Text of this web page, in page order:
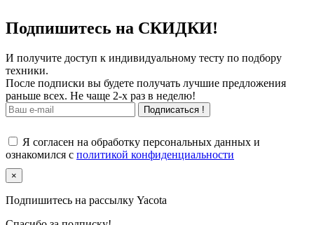
Подпишитесь на СКИДКИ!
И получите доступ к индивидуальному тесту по подбору
техники.
После подписки вы будете получать лучшие предложения
раньше всех. Не чаще 2-х раз в неделю!
Подписаться !
Я согласен на обработку персональных данных и
ознакомился с политикой конфиденциальности
×
Подпишитесь на рассылку Yacota